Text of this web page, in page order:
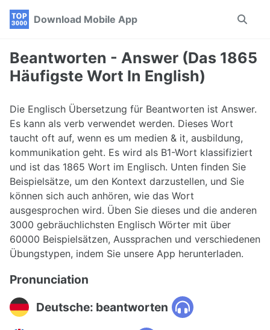
Skip
navigation
Skip
Skip
Download Mobile App
Toggle
Beantworten - Answer (Das 1865
Häufigste Wort In English)
Die Englisch Übersetzung für Beantworten ist Answer.
Es kann als verb verwendet werden. Dieses Wort
taucht oft auf, wenn es um medien & it, ausbildung,
kommunikation geht. Es wird als B1-Wort klassifiziert
und ist das 1865 Wort im Englisch. Unten finden Sie
Beispielsätze, um den Kontext darzustellen, und Sie
können sich auch anhören, wie das Wort
ausgesprochen wird. Üben Sie dieses und die anderen
3000 gebräuchlichsten Englisch Wörter mit über
60000 Beispielsätzen, Aussprachen und verschiedenen
Übungstypen, indem Sie unsere App herunterladen.
Pronunciation
Deutsche: beantworten